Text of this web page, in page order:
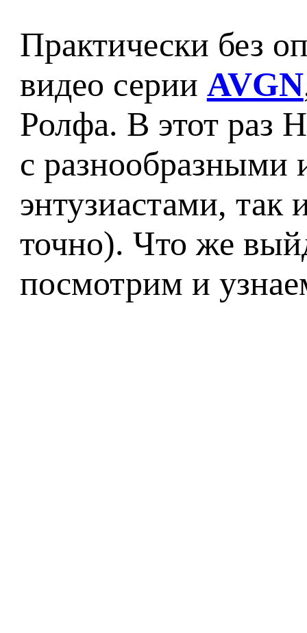
Практически без
видео серии AVGN
Ролфа. В этот раз
с разнообразными
энтузиастами,
точно). Что же
посмотрим и